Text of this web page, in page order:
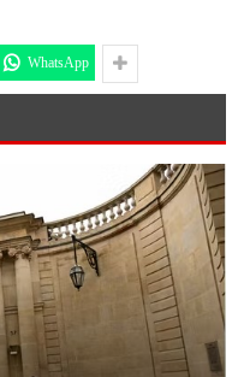
WhatsApp